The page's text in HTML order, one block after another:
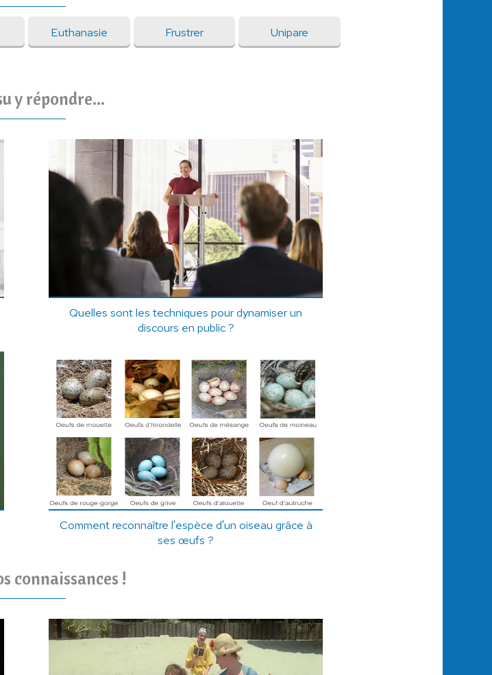
Euthanasie Frustrer Unipare
y répondre...
Quelles sont les techniques pour dynamiser un
discours en public ?
Comment reconnaître l'espèce d'un oiseau grâce à
ses œufs ?
connaissances !